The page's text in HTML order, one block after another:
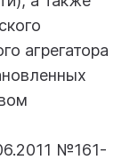
агрегатора
№161-